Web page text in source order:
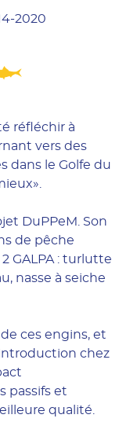
2020
réfléchir à
vers des
dans le Golfe du
DuPPeM. Son
de pêche
GALPA : turlutte
nasse à seiche
de ces engins, et
chez
passifs et
qualité.